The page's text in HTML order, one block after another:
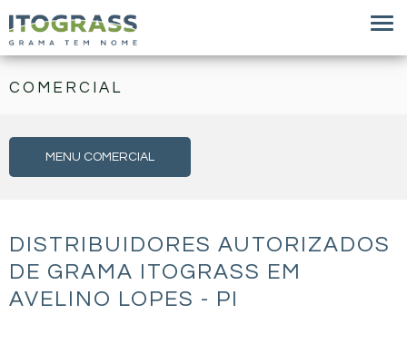
COMERCIAL
MENU COMERCIAL
DISTRIBUIDORES AUTORIZADOS
DE GRAMA ITOGRASS EM
AVELINO LOPES - PI